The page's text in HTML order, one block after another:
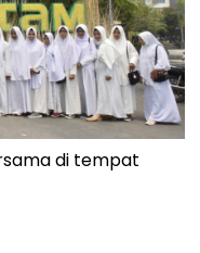
di tempat